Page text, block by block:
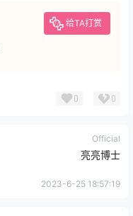
给TA打赏
0 0
Official
亮亮博士
2023-6-25 18:57:19